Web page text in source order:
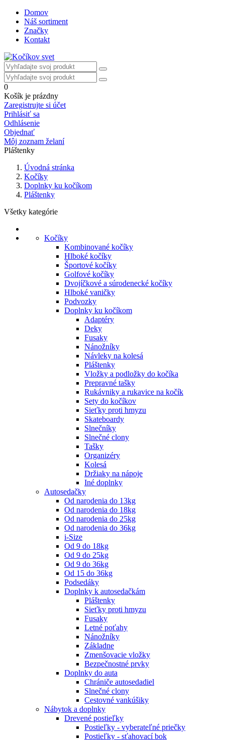
Domov
Náš sortiment
Značky
Kontakt
0
Košík je prázdny
Zaregistrujte si účet
Prihlásiť sa
Odhlásenie
Objednať
Môj zoznam želaní
Pláštenky
Úvodná stránka
Kočíky
Doplnky ku kočíkom
Pláštenky
Všetky kategórie
Kočíky
Kombinované kočíky
Hlboké kočíky
Športové kočíky
Golfové kočíky
Dvojíčkové a súrodenecké kočíky
Hlboké vaničky
Podvozky
Doplnky ku kočíkom
Adaptéry
Deky
Fusaky
Nánožníky
Návleky na kolesá
Pláštenky
Vložky a podložky do kočíka
Prepravné tašky
Rukávniky a rukavice na kočík
Sety do kočíkov
Sieťky proti hmyzu
Skateboardy
Slnečníky
Slnečné clony
Tašky
Organizéry
Kolesá
Držiaky na nápoje
Iné doplnky
Autosedačky
Od narodenia do 13kg
Od narodenia do 18kg
Od narodenia do 25kg
Od narodenia do 36kg
i-Size
Od 9 do 18kg
Od 9 do 25kg
Od 9 do 36kg
Od 15 do 36kg
Podsedáky
Doplnky k autosedačkám
Pláštenky
Sieťky proti hmyzu
Fusaky
Letné poťahy
Nánožníky
Základne
Zmenšovacie vložky
Bezpečnostné prvky
Doplnky do auta
Chrániče autosedadiel
Slnečné clony
Cestovné vankúšiky
Nábytok a doplnky
Drevené postieľky
Postieľky - vyberateľné priečky
Postieľky - sťahovací bok